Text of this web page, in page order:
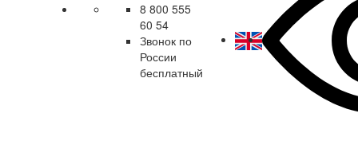
8 800 555
60 54
Звонок по
России
бесплатный